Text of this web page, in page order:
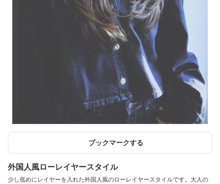
ブックマークする
外国人風ローレイヤースタイル
少し低めにレイヤーを入れた外国人風のローレイヤースタイルです。大人の